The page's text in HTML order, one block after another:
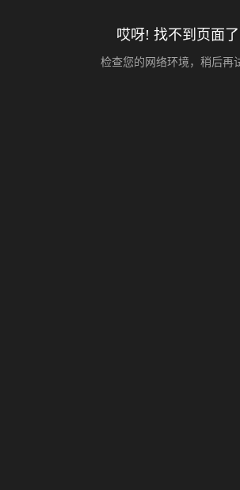
哎呀! 找不到页面了
检查您的网络环境，稍后再